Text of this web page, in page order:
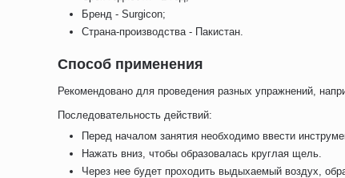
Бренд - Surgicon;
Страна-производства - Пакистан.
Способ применения
Рекомендовано для проведения разных упражнений,
Последовательность действий:
Перед началом занятия необходимо ввести
Нажать вниз, чтобы образовалась круглая щель.
Через нее будет проходить выдыхаемый воздух,